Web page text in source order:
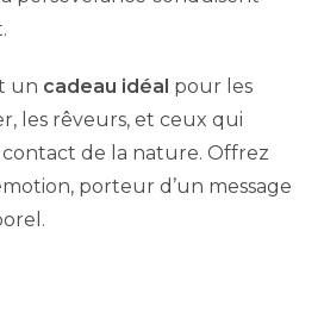
un cadeau idéal pour les
les rêveurs, et ceux qui
de la nature. Offrez
porteur d’un message